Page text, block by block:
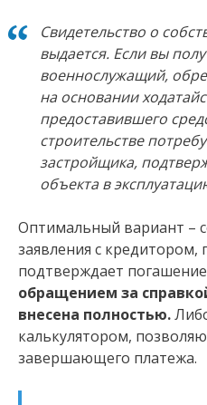
Свидетельство о
выдается. Если вы
военнослужащий,
на основании
предоставившего
строительстве
застройщика,
объекта в
Оптимальный вариант –
заявления с кредитором,
подтверждает погашение
обращением за
внесена полностью.
калькулятором,
завершающего платежа.